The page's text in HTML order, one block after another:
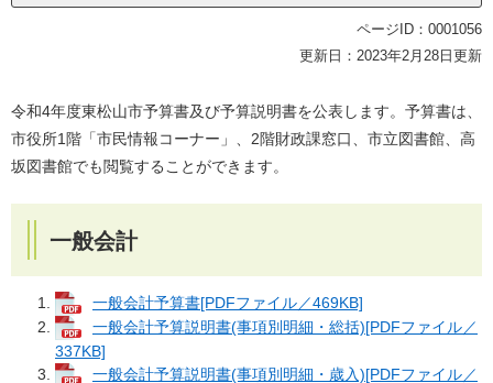
ページID：0001056
更新日：2023年2月28日更新
令和4年度東松山市予算書及び予算説明書を公表します。予算書は、
市役所1階「市民情報コーナー」、2階財政課窓口、市立図書館、高
坂図書館でも閲覧することができます。
一般会計
一般会計予算書[PDFファイル／469KB]
一般会計予算説明書(事項別明細・総括)[PDFファイル／
337KB]
一般会計予算説明書(事項別明細・歳入)[PDFファイル／